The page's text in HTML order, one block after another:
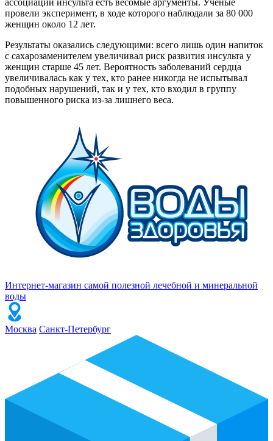
провели эксперимент, в ходе которого наблюдали за 80 000
женщин около 12 лет.
Результаты оказались следующими: всего лишь один напиток
с сахарозаменителем увеличивал риск развития инсульта у
женщин старше 45 лет. Вероятность заболеваний сердца
увеличивалась как у тех, кто ранее никогда не испытывал
подобных нарушений, так и у тех, кто входил в группу
повышенного риска из-за лишнего веса.
Интернет-магазин самой полезной лечебной и минеральной
воды
Москва Санкт-Петербург